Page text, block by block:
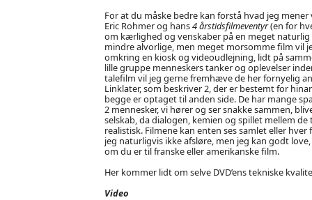
For at du måske bedre kan forstå hvad jeg
Eric Rohmer og hans4 årstidsfilmeventyr(en for
om kærlighed og venskaber på en meget
mindre alvorlige, men meget morsomme film vil
omkring en kiosk og videoudlejning, lidt på
lille gruppe menneskers tanker og oplevelser
talefilm vil jeg gerne fremhæve de her fornyelig
Linklater, som beskriver 2, der er bestemt for
begge er optaget til anden side. De har mange
2 mennesker, vi hører og ser snakke sammen,
selskab, da dialogen, kemien og spillet mellem
realistisk. Filmene kan enten ses samlet eller
jeg naturligvis ikke afsløre, men jeg kan godt
om du er til franske eller amerikanske film.
Her kommer lidt om selve DVD’ens tekniske
Video